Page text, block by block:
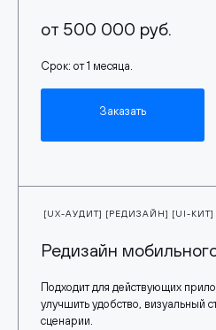
от 500 000 руб.
Срок: от 1 месяца.
Заказать
[UX-АУДИТ] [РЕДИЗАЙН] [UI-КИТ]
Редизайн
Подходит для действующих
улучшить удобство, визуальный
сценарии.